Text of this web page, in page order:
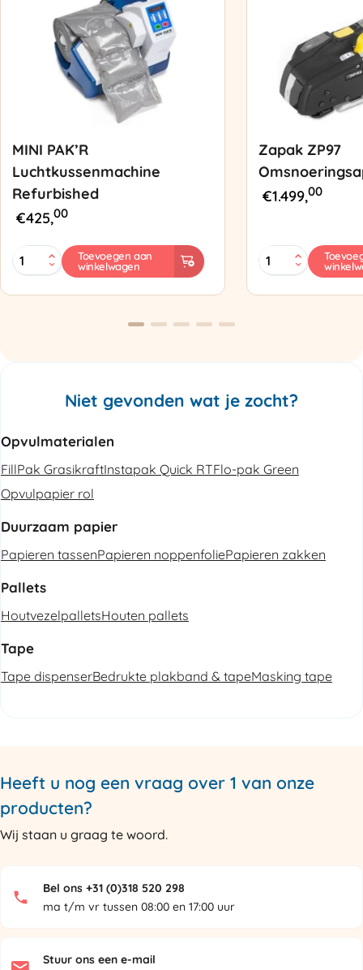
MINI PAK’R
Luchtkussenmachine
Refurbished
€425,00
MINI
PAK'R
Refurbished
Toevoegen aan
winkelwagen
Zapak ZP97
€1.499,00
Zapak
ZP97
aantal
Niet gevonden wat je zocht?
Opvulmaterialen
FillPak GrasikraftInstapak Quick RTFlo-pak Green
Opvulpapier rol
Duurzaam papier
Papieren tassenPapieren noppenfoliePapieren zakken
Pallets
HoutvezelpalletsHouten pallets
Tape
Tape dispenserBedrukte plakband & tapeMasking tape
Heeft u nog een vraag over 1 van onze
producten?
Wij staan u graag te woord.
Bel ons +31 (0)318 520 298
ma t/m vr tussen 08:00 en 17:00 uur
Stuur ons een e-mail